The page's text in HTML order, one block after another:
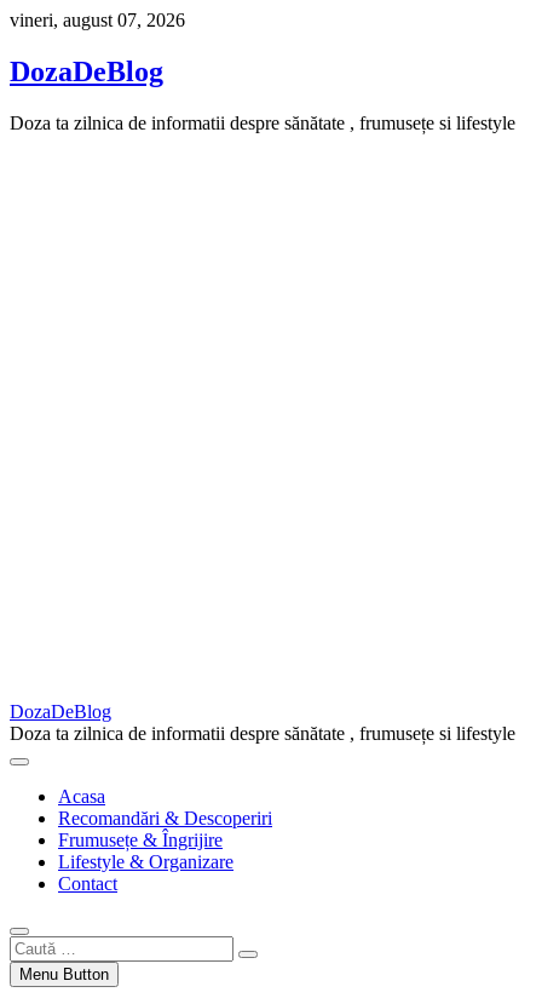
Skip
content
vineri, august 07, 2026
DozaDeBlog
Doza ta zilnica de informatii despre sănătate , frumusețe si lifestyle
DozaDeBlog
Doza ta zilnica de informatii despre sănătate , frumusețe si lifestyle
Acasa
Recomandări & Descoperiri
Frumusețe & Îngrijire
Lifestyle & Organizare
Contact
Caută
…Menu Button